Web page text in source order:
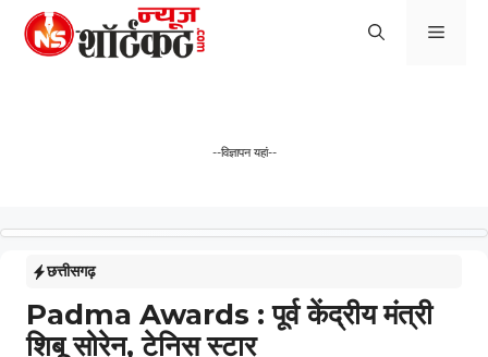
Skip
--विज्ञापन यहां--
छत्तीसगढ़
Padma Awards : पूर्व केंद्रीय मंत्री
शिबू सोरेन, टेनिस स्टार